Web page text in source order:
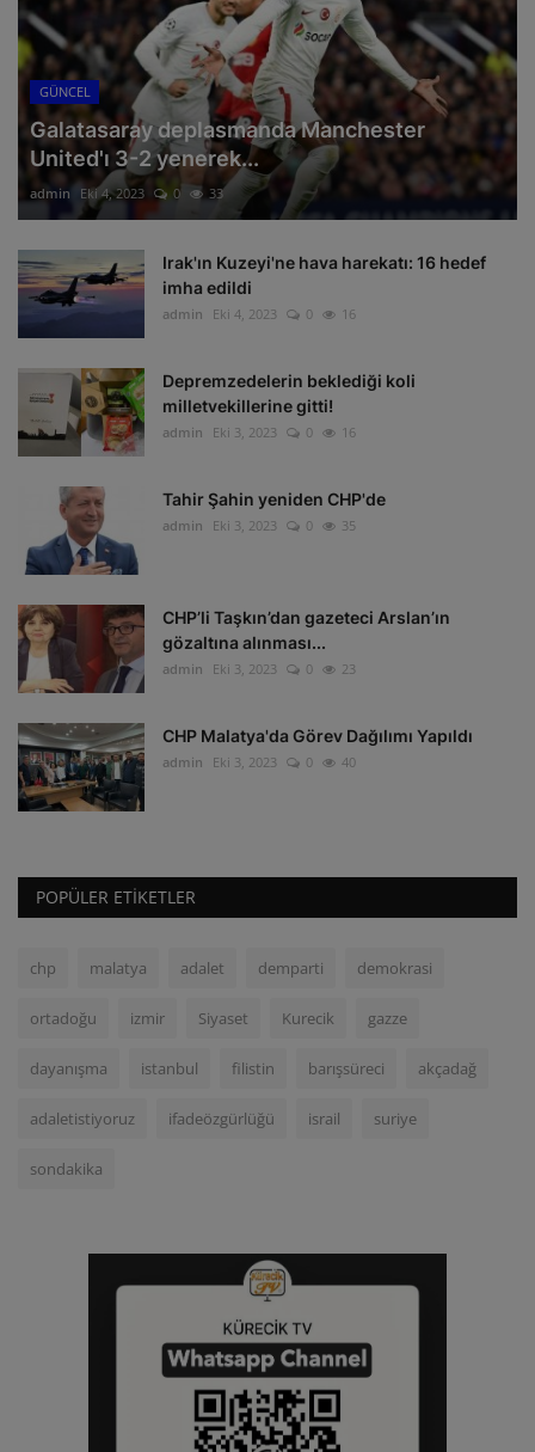
GÜNCEL
Galatasaray deplasmanda Manchester
United'ı 3-2 yenerek...
admin Eki 4, 2023 0 33
Irak'ın Kuzeyi'ne hava harekatı: 16 hedef
imha edildi
admin Eki 4, 2023 0 16
Depremzedelerin beklediği koli
milletvekillerine gitti!
admin Eki 3, 2023 0 16
Tahir Şahin yeniden CHP'de
admin Eki 3, 2023 0 35
CHP’li Taşkın’dan gazeteci Arslan’ın
gözaltına alınması...
admin Eki 3, 2023 0 23
CHP Malatya'da Görev Dağılımı Yapıldı
admin Eki 3, 2023 0 40
POPÜLER ETIKETLER
chp malatya adalet demparti demokrasi
ortadoğu izmir Siyaset Kurecik gazze
dayanışma istanbul filistin barışsüreci akçadağ
adaletistiyoruz ifadeözgürlüğü israil suriye
sondakika